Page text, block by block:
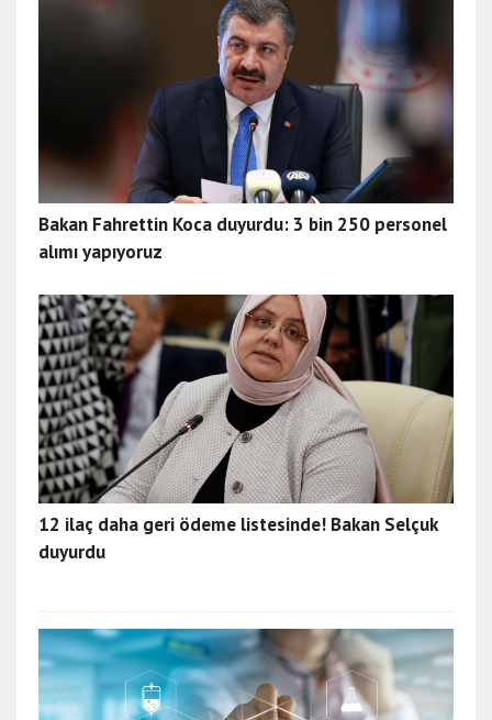
Bakan Fahrettin Koca duyurdu: 3 bin 250 personel
alımı yapıyoruz
12 ilaç daha geri ödeme listesinde! Bakan Selçuk
duyurdu